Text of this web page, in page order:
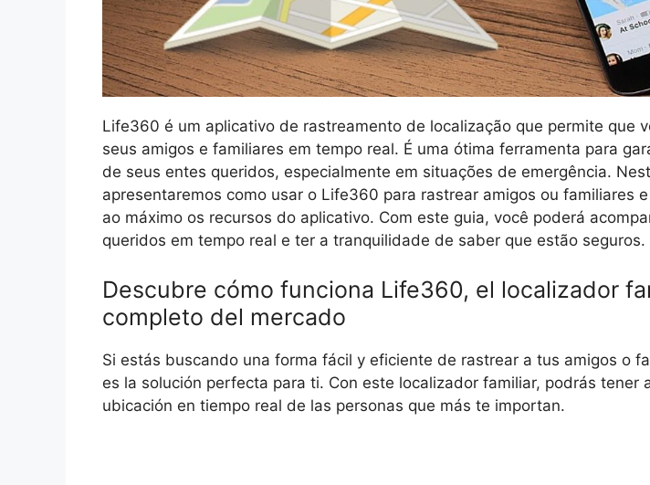
Life360 é um aplicativo de rastreamento de localização que permite que
seus amigos e familiares em tempo real. É uma ótima ferramenta para
de seus entes queridos, especialmente em situações de emergência.
apresentaremos como usar o Life360 para rastrear amigos ou familiares
ao máximo os recursos do aplicativo. Com este guia, você poderá
queridos em tempo real e ter a tranquilidade de saber que estão seguros.
Descubre cómo funciona Life360, el localizador
completo del mercado
Si estás buscando una forma fácil y eficiente de rastrear a tus amigos o
es la solución perfecta para ti. Con este localizador familiar, podrás tener
ubicación en tiempo real de las personas que más te importan.